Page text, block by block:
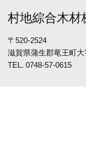
村地綜合木材
〒520-2524
滋賀県蒲生郡竜王町
TEL. 0748-57-0615